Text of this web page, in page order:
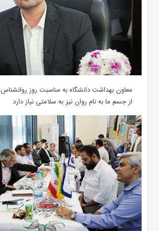
معاون بهداشت دانشگاه به مناسبت روز
از جسم ما به نام روان نیز به سلامتی نیاز دارد